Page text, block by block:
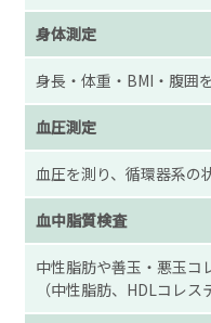
身体測定
身長・体重・BMI・腹囲
血圧測定
血圧を測り、循環器系の
血中脂質検査
中性脂肪や善玉・悪玉コ
（中性脂肪、HDLコレ